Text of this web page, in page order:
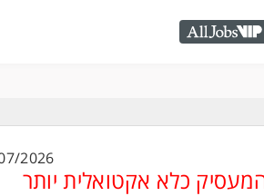
AllJobs VIP
2026
כלא אקטואלית יותר